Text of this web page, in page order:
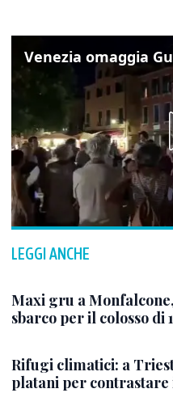
LEGGI ANCHE
Maxi gru a
sbarco per il colosso di
Rifugi climatici: a
platani per